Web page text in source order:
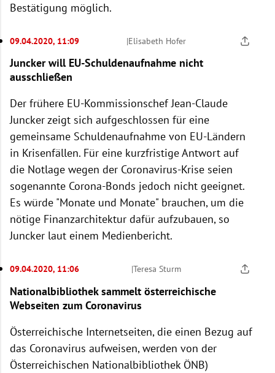
Bestätigung möglich.
09.04.2020, 11:09 |Elisabeth Hofer
Juncker will EU-Schuldenaufnahme nicht
ausschließen
Der frühere EU-Kommissionschef Jean-Claude
Juncker zeigt sich aufgeschlossen für eine
gemeinsame Schuldenaufnahme von EU-Ländern
in Krisenfällen. Für eine kurzfristige Antwort auf
die Notlage wegen der Coronavirus-Krise seien
sogenannte Corona-Bonds jedoch nicht geeignet.
Es würde "Monate und Monate" brauchen, um die
nötige Finanzarchitektur dafür aufzubauen, so
Juncker laut einem Medienbericht.
09.04.2020, 11:06 |Teresa Sturm
Nationalbibliothek sammelt österreichische
Webseiten zum Coronavirus
Österreichische Internetseiten, die einen Bezug auf
das Coronavirus aufweisen, werden von der
Österreichischen Nationalbibliothek ÖNB)